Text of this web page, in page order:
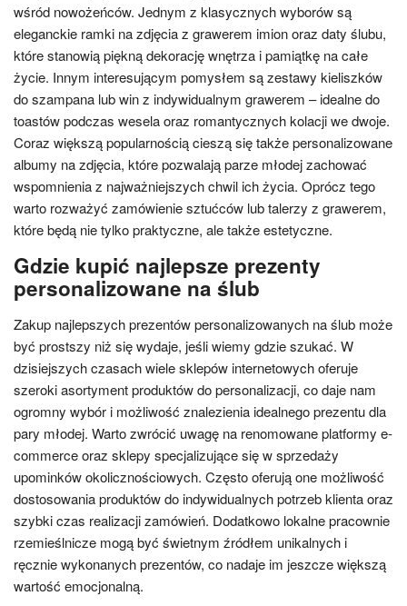
wśród nowożeńców. Jednym z klasycznych wyborów są
eleganckie ramki na zdjęcia z grawerem imion oraz daty ślubu,
które stanowią piękną dekorację wnętrza i pamiątkę na całe
życie. Innym interesującym pomysłem są zestawy kieliszków
do szampana lub win z indywidualnym grawerem – idealne do
toastów podczas wesela oraz romantycznych kolacji we dwoje.
Coraz większą popularnością cieszą się także personalizowane
albumy na zdjęcia, które pozwalają parze młodej zachować
wspomnienia z najważniejszych chwil ich życia. Oprócz tego
warto rozważyć zamówienie sztućców lub talerzy z grawerem,
które będą nie tylko praktyczne, ale także estetyczne.
Gdzie kupić najlepsze prezenty
personalizowane na ślub
Zakup najlepszych prezentów personalizowanych na ślub może
być prostszy niż się wydaje, jeśli wiemy gdzie szukać. W
dzisiejszych czasach wiele sklepów internetowych oferuje
szeroki asortyment produktów do personalizacji, co daje nam
ogromny wybór i możliwość znalezienia idealnego prezentu dla
pary młodej. Warto zwrócić uwagę na renomowane platformy e-
commerce oraz sklepy specjalizujące się w sprzedaży
upominków okolicznościowych. Często oferują one możliwość
dostosowania produktów do indywidualnych potrzeb klienta oraz
szybki czas realizacji zamówień. Dodatkowo lokalne pracownie
rzemieślnicze mogą być świetnym źródłem unikalnych i
ręcznie wykonanych prezentów, co nadaje im jeszcze większą
wartość emocjonalną.